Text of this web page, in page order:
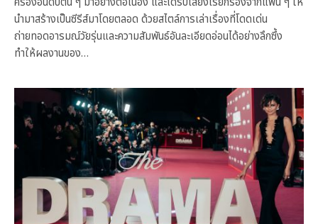
นำมาสร้างเป็นซีรีส์มาโดยตลอด ด้วยสไตล์การเล่าเรื่องที่โดดเด่น
ถ่ายทอดอารมณ์วัยรุ่นและความสัมพันธ์อันละเอียดอ่อนได้อย่างลึกซึ้ง
ทำให้ผลงานของ…